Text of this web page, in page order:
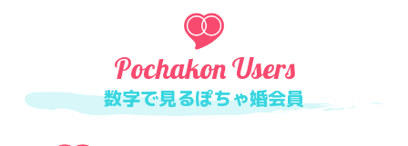
Pochakon Users
数字で見るぽちゃ婚会員